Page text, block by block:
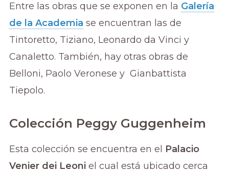
Entre las obras que se exponen en la Galería
de la Academia se encuentran las de
Tintoretto, Tiziano, Leonardo da Vinci y
Canaletto. También, hay otras obras de
Belloni, Paolo Veronese y Gianbattista
Tiepolo.
Colección Peggy Guggenheim
Esta colección se encuentra en el Palacio
Venier dei Leoni el cual está ubicado cerca